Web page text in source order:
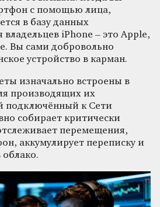
с помощью лица,
в базу данных
iPhone – это Apple,
Вы сами добровольно
устройство в карман.
изначально встроены в
производящих их
подключённый к Сети
собирает критически
перемещения,
аккумулирует переписку и